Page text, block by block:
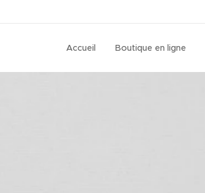
Accueil Boutique en ligne